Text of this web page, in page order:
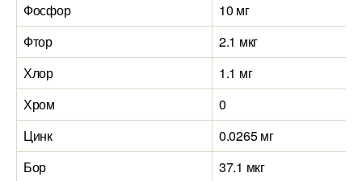
Фосфор
10 мг
Фтор
2.1 мкг
Хлор
1.1 мг
Хром
0
Цинк
0.0265 мг
Бор
37.1 мкг